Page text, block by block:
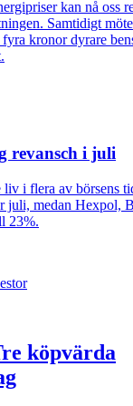
kan nå oss
Samtidigt
kronor dyrare
revansch i juli
i flera av börsens
juli, medan Hexpol,
23%.
köpvärda